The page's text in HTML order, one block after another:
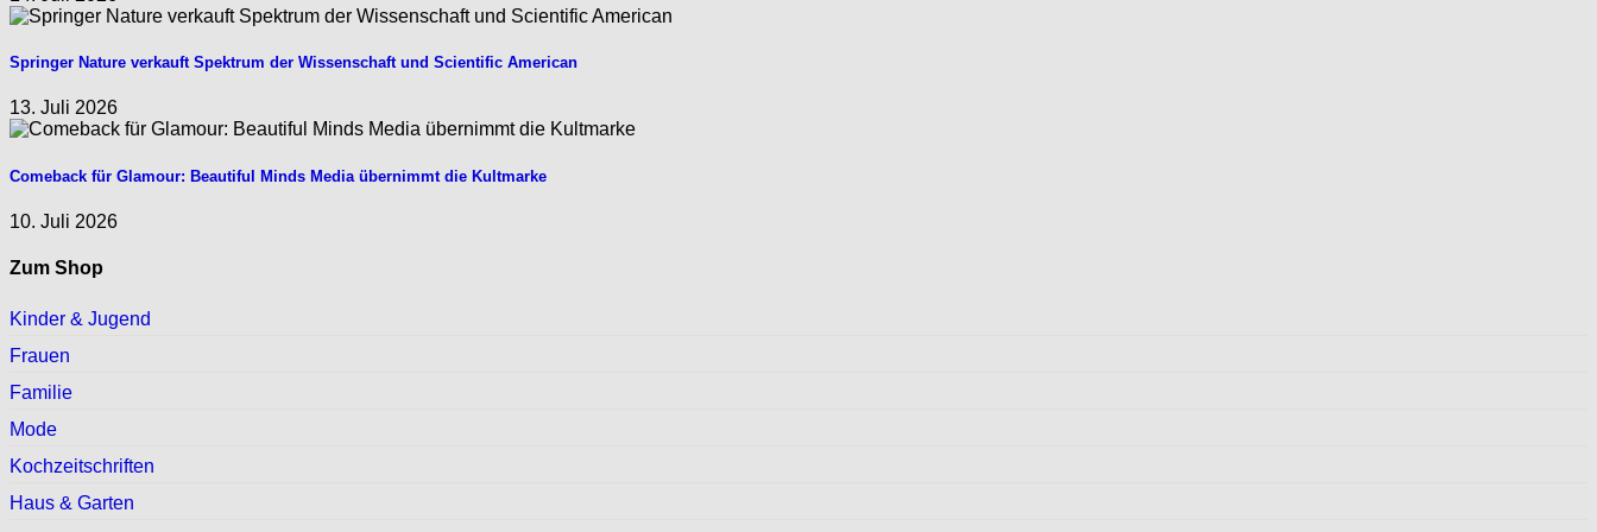
Springer Nature verkauft Spektrum der Wissenschaft und Scientific American
13. Juli 2026
Comeback für Glamour: Beautiful Minds Media übernimmt die Kultmarke
10. Juli 2026
Zum Shop
Kinder & Jugend
Frauen
Familie
Mode
Kochzeitschriften
Haus & Garten